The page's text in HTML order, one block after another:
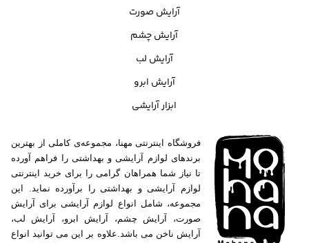
آرایش صورت
آرایش چشم
آرایش لب
آرایش ابرو
ابزار آرایشی
فروشگاه اینترنتی مهنا، مجموعه‌ی کاملی از بهترین
برندهای لوازم آرایشی و بهداشتی را فراهم آورده
تا نیاز شما همراهان گرامی را برای خرید اینترنتی
لوازم آرایشی و بهداشتی را برآورده نماید. این
مجموعه، شامل انواع لوازم آرایشی برای آرایش
صورت، آرایش چشم، آرایش ابرو، آرایش لب،
آرایش ناخن می باشد.علاوه بر این می توانید انواع